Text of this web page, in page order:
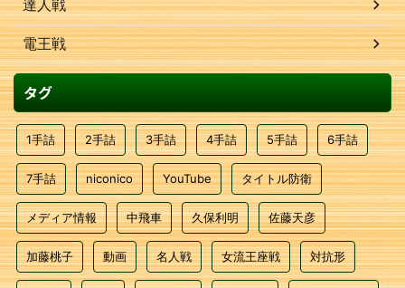
達人戦
電王戦
タグ
1手詰 2手詰 3手詰 4手詰 5手詰 6手詰
7手詰 niconico YouTube タイトル防衛
メディア情報 中飛車 久保利明 佐藤天彦
加藤桃子 動画 名人戦 女流王座戦 対抗形